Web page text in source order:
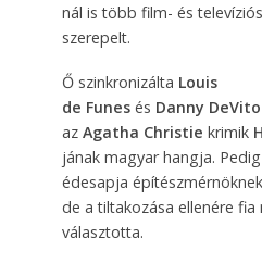
nál is több film- és
szerepelt.
Ő szinkronizálta Louis
de Funesés Danny DeVito
az Agatha Christie krimik
jának magyar hangja.
édesapja
de a tiltakozása ellenére fia
választotta.